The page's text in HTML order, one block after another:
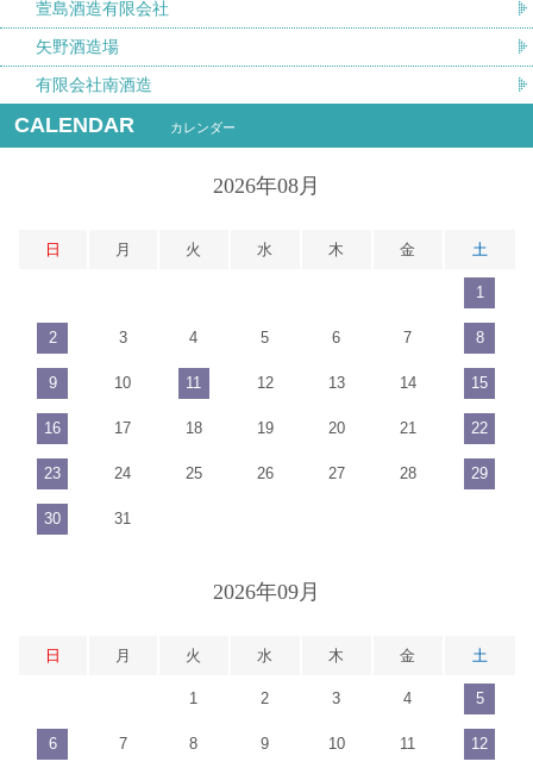
萱島酒造有限会社
矢野酒造場
有限会社南酒造
CALENDAR カレンダー
2026年08月
日 月 火 水 木 金 土
1
2 3 4 5 6 7 8
9 10 11 12 13 14 15
16 17 18 19 20 21 22
23 24 25 26 27 28 29
30 31
2026年09月
日 月 火 水 木 金 土
1 2 3 4 5
6 7 8 9 10 11 12